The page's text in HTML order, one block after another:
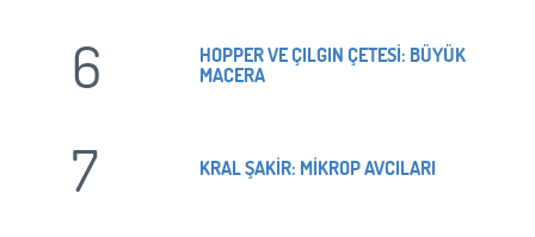
6
HOPPER VE ÇILGIN ÇETESİ: BÜYÜK
MACERA
7 KRAL ŞAKİR: MİKROP AVCILARI